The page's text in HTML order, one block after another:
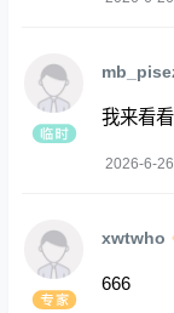
我来看看
2026-6-
xwtwho
666